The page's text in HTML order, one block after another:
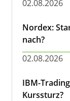
02.08.2026
Nordex:
nach?
02.08.2026
IBM-
Kurssturz?